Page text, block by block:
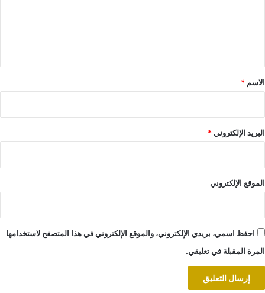
*
الاسم *
البريد الإلكتروني*
الموقع الإلكتروني
احفظ اسمي، بريدي الإلكتروني، والموقع الإلكتروني في هذا المتصفح لاستخدامها
المرة المقبلة في تعليقي.